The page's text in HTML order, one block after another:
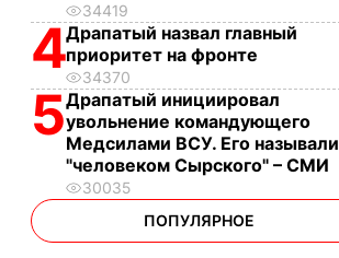
34419
4Драпатый назвал главный
приоритет на фронте
34370
5Драпатый инициировал
увольнение командующего
Медсилами ВСУ. Его называли
"человеком Сырского" – СМИ
30035
ПОПУЛЯРНОЕ